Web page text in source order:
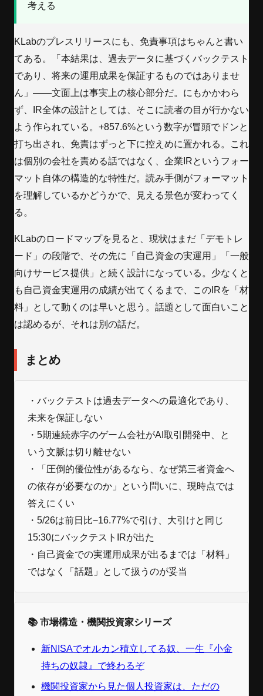
考える
KLabのプレスリリースにも、免責事項はちゃんと書い
てある。「本結果は、過去データに基づくバックテスト
であり、将来の運用成果を保証するものではありませ
ん」——文面上は事実上の核心部分だ。にもかかわら
ず、IR全体の設計としては、そこに読者の目が行かない
よう作られている。+857.6%という数字が冒頭でドンと
打ち出され、免責はずっと下に控えめに置かれる。これ
は個別の会社を責める話ではなく、企業IRというフォー
マット自体の構造的な特性だ。読み手側がフォーマット
を理解しているかどうかで、見える景色が変わってく
る。
KLabのロードマップを見ると、現状はまだ「デモトレ
ード」の段階で、その先に「自己資金の実運用」「一般
向けサービス提供」と続く設計になっている。少なくと
も自己資金実運用の成績が出てくるまで、このIRを「材
料」として動くのは早いと思う。話題として面白いこと
は認めるが、それは別の話だ。
まとめ
・バックテストは過去データへの最適化であり、
未来を保証しない
・5期連続赤字のゲーム会社がAI取引開発中、と
いう文脈は切り離せない
・「圧倒的優位性があるなら、なぜ第三者資金へ
の依存が必要なのか」という問いに、現時点では
答えにくい
・5/26は前日比−16.77%で引け、大引けと同じ
15:30にバックテストIRが出た
・自己資金での実運用成果が出るまでは「材料」
ではなく「話題」として扱うのが妥当
📚 市場構造・機関投資家シリーズ
新NISAでオルカン積立してる奴、一生『小金
持ちの奴隷』で終わるぞ
機関投資家から見た個人投資家は、ただの